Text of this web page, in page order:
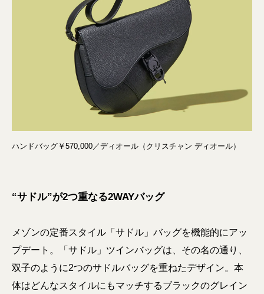
ハンドバッグ￥570,000／ディオール（クリスチャン ディオール）
“サドル”が2つ重なる2WAYバッグ
メゾンの定番スタイル「サドル」バッグを機能的にアッ
プデート。「サドル」ツインバッグは、その名の通り、
双子のように2つのサドルバッグを重ねたデザイン。本
体はどんなスタイルにもマッチするブラックのグレイン